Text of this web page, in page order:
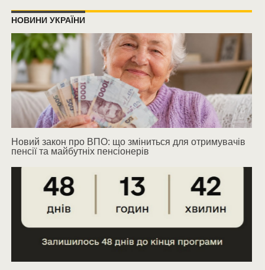
НОВИНИ УКРАЇНИ
Новий закон про ВПО: що зміниться для отримувачів
пенсії та майбутніх пенсіонерів